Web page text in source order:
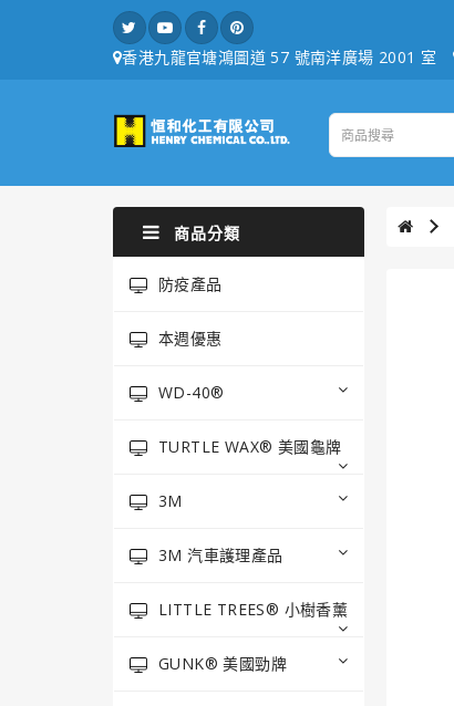
香港九龍官塘鴻圖道 57 號南洋廣場 2001 室
商品分類
防疫產品
本週優惠
WD-40®
TURTLE WAX® 美國龜牌
3M
3M 汽車護理產品
LITTLE TREES® 小樹香薰
GUNK® 美國勁牌